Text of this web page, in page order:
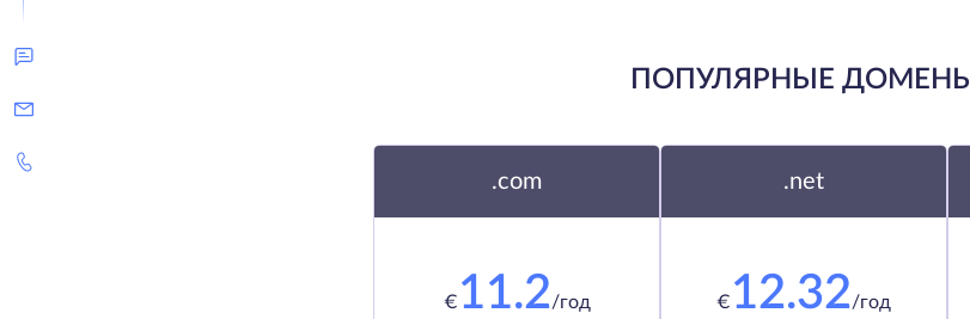
ПОПУЛЯРНЫЕ ДОМЕНЫ
.com
€ 11.2/год
.net
€ 12.32/год